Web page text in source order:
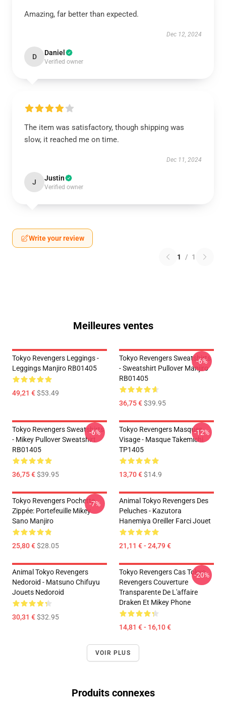
Amazing, far better than expected.
Dec 12, 2024
D Daniel
Verified owner
The item was satisfactory, though shipping was
slow, it reached me on time.
Dec 11, 2024
J Justin
Verified owner
Write your review
1 / 1
Meilleures ventes
Tokyo Revengers Leggings -
Leggings Manjiro RB01405
49,21 €$53.49
Tokyo Revengers Sweatshirts
- Sweatshirt Pullover Manjiro
RB01405
36,75 €$39.95
-6%
Tokyo Revengers Sweatshirts
- Mikey Pullover Sweatshirt
RB01405
36,75 €$39.95
-6%
Tokyo Revengers Masques
Visage - Masque Takemichi
TP1405
13,70 €$14.9
-12%
Tokyo Revengers Pochette
Zippée: Portefeuille Mikey
Sano Manjiro
25,80 €$28.05
-7%
Animal Tokyo Revengers Des
Peluches - Kazutora
Hanemiya Oreiller Farci Jouet
21,11 € - 24,79 €
Animal Tokyo Revengers
Nedoroid - Matsuno Chifuyu
Jouets Nedoroid
30,31 €$32.95
Tokyo Revengers Cas Tokyo
Revengers Couverture
Transparente De L'affaire
Draken Et Mikey Phone
14,81 € - 16,10 €
-20%
VOIR PLUS
Produits connexes